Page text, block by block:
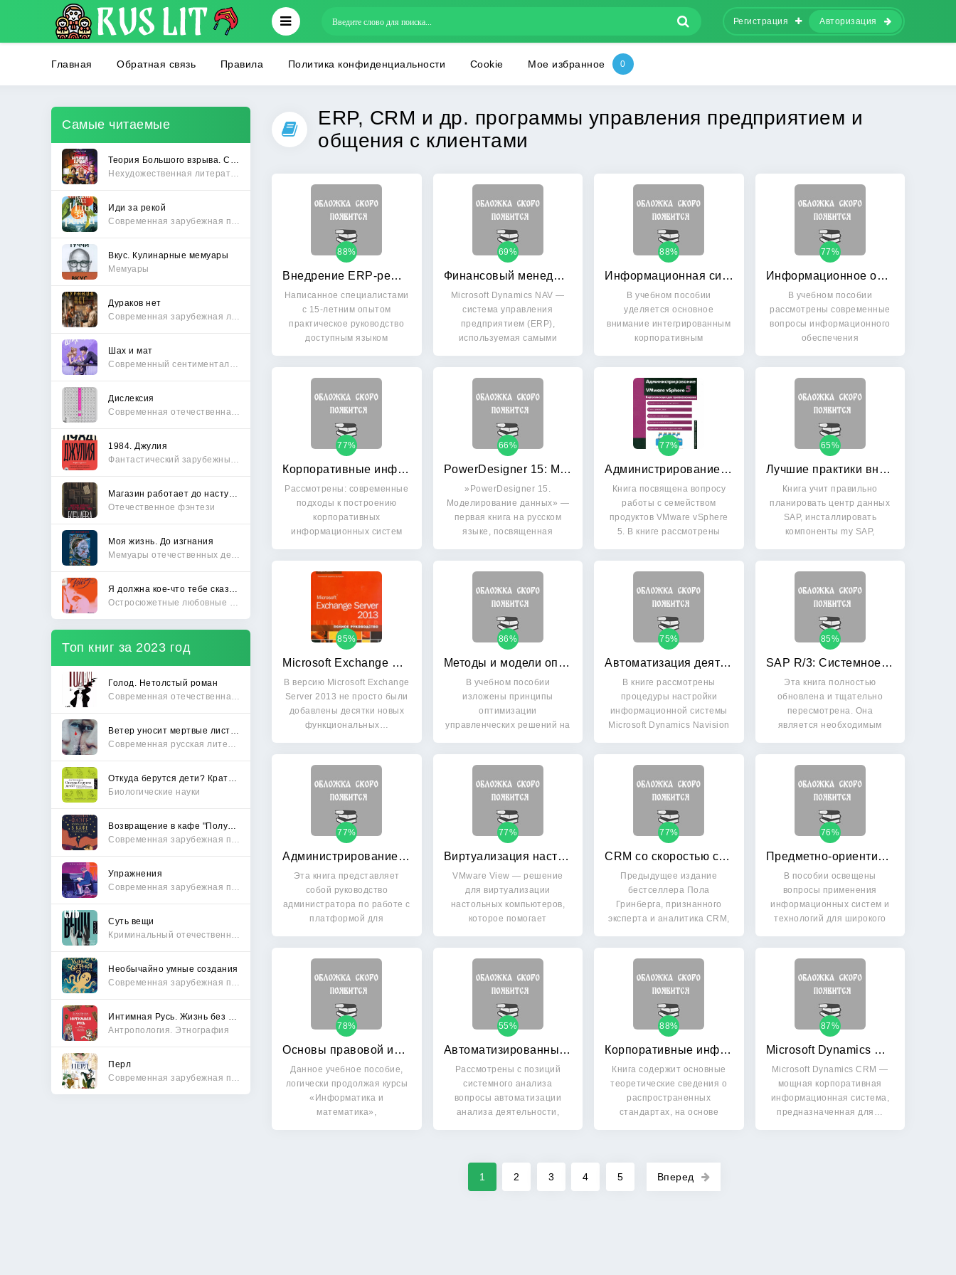
Регистрация Авторизация
Главная Обратная связь Правила Политика конфиденциальности Cookie Мое избранное
Самые читаемые
Иди за рекой
Вкус. Кулинарные мемуары
Мемуары
Дураков нет
Шах и мат
Дислексия
1984. Джулия
Отечественное фэнтези
Моя жизнь. До изгнания
Топ книг за 2023 год
Голод. Нетолстый роман
Биологические науки
Упражнения
Суть вещи
Необычайно умные создания
Антропология. Этнография
Перл
ERP, CRM и др. программы управления предприятием и
общения с клиентами
Внедрение ERP-решений на платформе «1С: Предприятие 8»: Руководство
88%
Написанное специалистами
с 15-летним опытом
практическое руководство
доступным языком
Финансовый менеджмент в Microsoft Dynamics NAV: Глубокое погружение в мир финансового менеджмента с Microsoft Dynamics NAV
69%
Microsoft Dynamics NAV —
система управления
предприятием (ERP),
используемая самыми
Информационная система предприятия: Учебное пособие
88%
В учебном пособии
уделяется основное
внимание интегрированным
корпоративным
системам…
Информационное обеспечение управленческой деятельности
77%
В учебном пособии
рассмотрены современные
вопросы информационного
обеспечения
Корпоративные информационные системы управления
77%
Рассмотрены: современные
подходы к построению
корпоративных
информационных систем
PowerDesigner 15: Моделирование данных
66%
»PowerDesigner 15.
Моделирование данных» —
первая книга на русском
языке, посвященная
Администрирование VMware vSphere 5
77%
Книга посвящена вопросу
работы с семейством
продуктов VMware vSphere
5. В книге рассмотрены
Лучшие практики внедрения SAP
65%
Книга учит правильно
планировать центр данных
SAP, инсталлировать
компоненты my SAP,
Microsoft Exchange Server 2013
85%
В версию Microsoft Exchange
Server 2013 не просто были
добавлены десятки новых
функциональных…
Методы и модели оптимизации управленческих решений
86%
В учебном пособии
изложены принципы
оптимизации
управленческих решений на
Автоматизация деятельности предприятия розничной торговли с использованием информационной системы Microsoft Dynamics NAV
75%
В книге рассмотрены
процедуры настройки
информационной системы
Microsoft Dynamics Navision
SAP R/3: Системное администрирование
85%
Эта книга полностью
обновлена и тщательно
пересмотрена. Она
является необходимым
Администрирование VMware vSphere 5
77%
Эта книга представляет
собой руководство
администратора по работе с
платформой для
Виртуализация настольных компьютеров с помощью VMware View 5
77%
VMware View — решение
для виртуализации
настольных компьютеров,
которое помогает
CRM со скоростью света: привлечение и удержание клиентов в реальном времени через Интернет
77%
Предыдущее издание
бестселлера Пола
Гринберга, признанного
эксперта и аналитика CRM,
Предметно-ориентированные экономические информационные системы: Учебное пособие
76%
В пособии освещены
вопросы применения
информационных систем и
технологий для широкого
Основы правовой информатики и информатизации правовых систем: Учебное пособие
78%
Данное учебное пособие,
логически продолжая курсы
«Информатика и
математика»,
Автоматизированный анализ деятельности предприятия с использованием семантических сетей
55%
Рассмотрены с позиций
системного анализа
вопросы автоматизации
анализа деятельности,
Корпоративные информационные системы
88%
Книга содержит основные
теоретические сведения о
распространенных
стандартах, на основе
Microsoft Dynamics CRM 2011: Русская версия
87%
Microsoft Dynamics CRM —
мощная корпоративная
информационная система,
предназначенная для…
1 2 3 4 5 Вперед